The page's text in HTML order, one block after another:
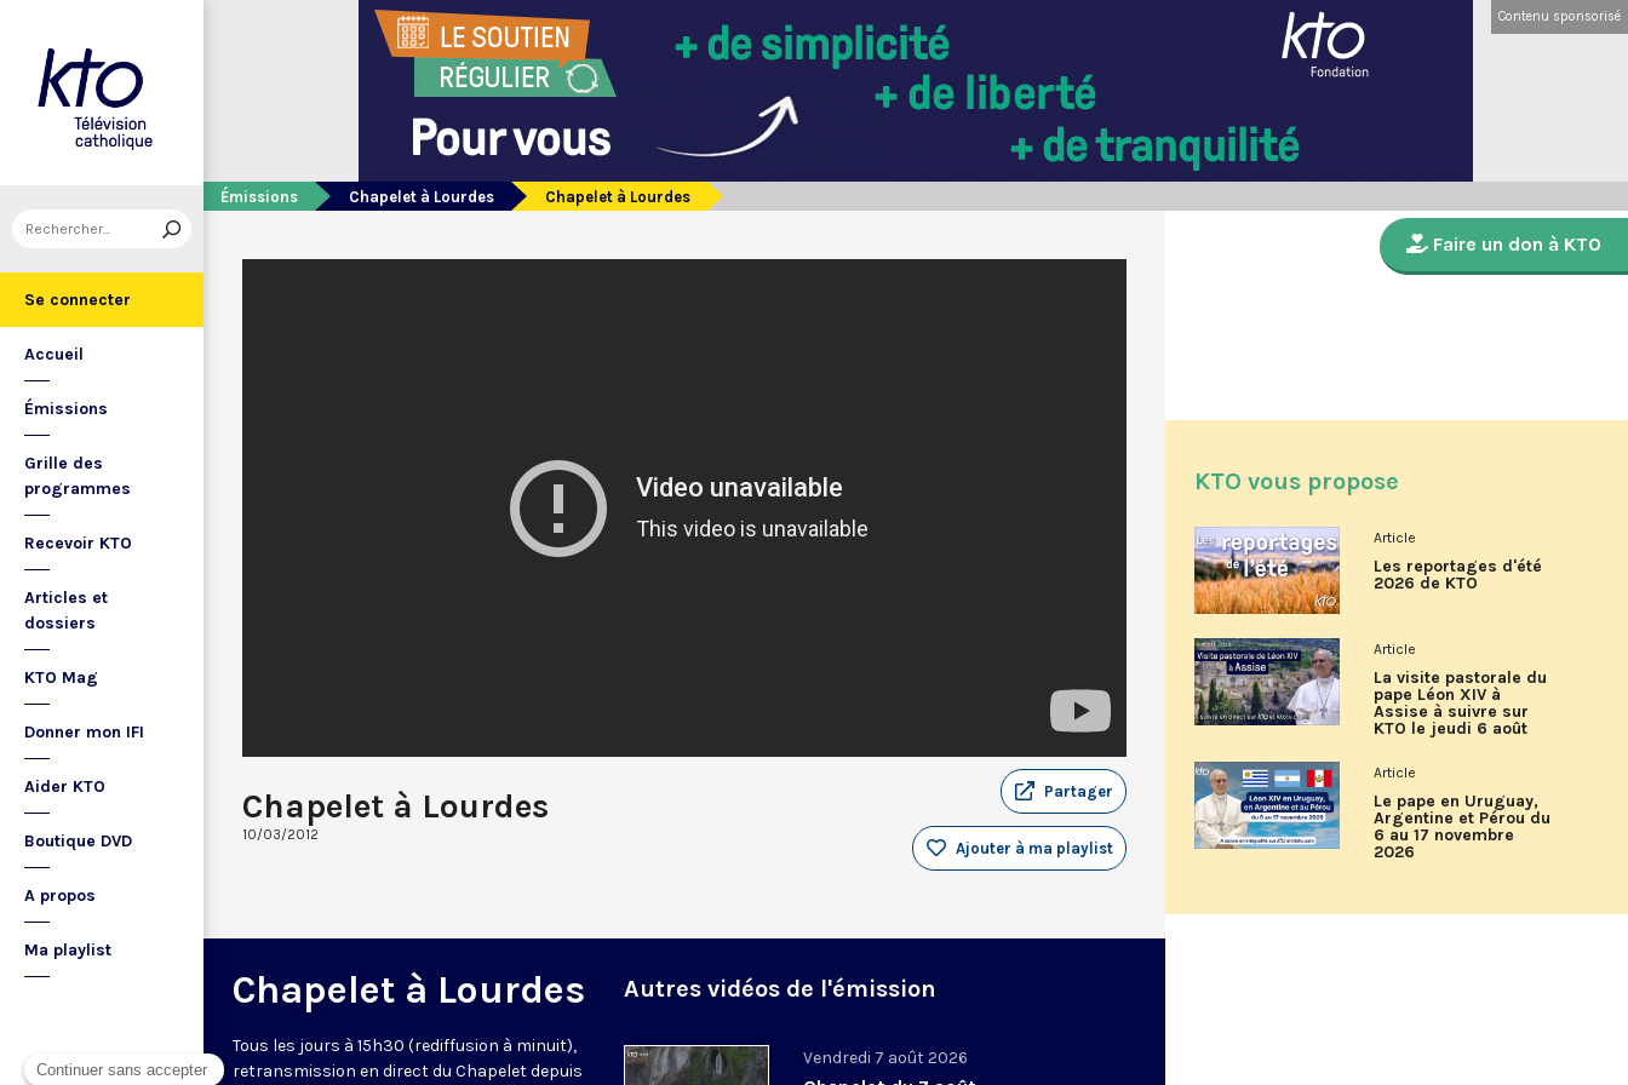
Se connecter
Accueil
Émissions
Grille des
programmes
Recevoir KTO
Articles et
dossiers
KTO Mag
Donner mon IFI
Aider KTO
Boutique DVD
A propos
Ma playlist
Contenu sponsorisé
Émissions Chapelet à Lourdes Chapelet à Lourdes
Chapelet à Lourdes
10/03/2012
Partager
Ajouter à ma playlist
Chapelet à Lourdes
Tous les jours à 15h30 (rediffusion à minuit),
retransmission en direct du Chapelet depuis
Autres vidéos de l'émission
Vendredi 7 août 2026
Faire un don à KTO
KTO vous propose
Article
Les reportages d'été
2026 de KTO
Article
La visite pastorale du
pape Léon XIV à
Assise à suivre sur
KTO le jeudi 6 août
Article
Le pape en Uruguay,
Argentine et Pérou du
6 au 17 novembre
2026